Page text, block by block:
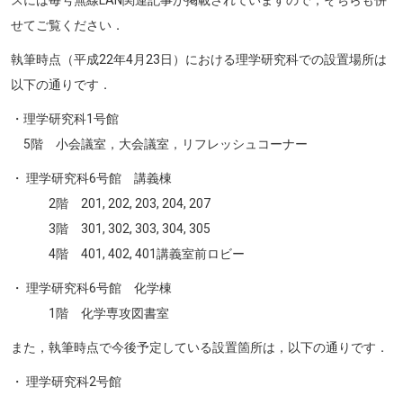
せてご覧ください．
執筆時点（平成22年4月23日）における理学研究科での設置場所は
以下の通りです．
・理学研究科1号館
5階 小会議室，大会議室，リフレッシュコーナー
・ 理学研究科6号館 講義棟
2階 201, 202, 203, 204, 207
3階 301, 302, 303, 304, 305
4階 401, 402, 401講義室前ロビー
・ 理学研究科6号館 化学棟
1階 化学専攻図書室
また，執筆時点で今後予定している設置箇所は，以下の通りです．
・ 理学研究科2号館